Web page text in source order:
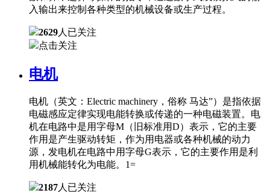
入输出来控制各种类型的机械设备或生产过程。
2629人已关注
点击关注
电机
电机（英文：Electric machinery，俗称 马达”）是指依据
电磁感应定律实现电能转换或传递的一种电磁装置。电
机在电路中是用字母M（旧标准用D）表示，它的主要
作用是产生驱动转矩，作为用电器或各种机械的动力
源，发电机在电路中用字母G表示，它的主要作用是利
用机械能转化为电能。1=
2187人已关注